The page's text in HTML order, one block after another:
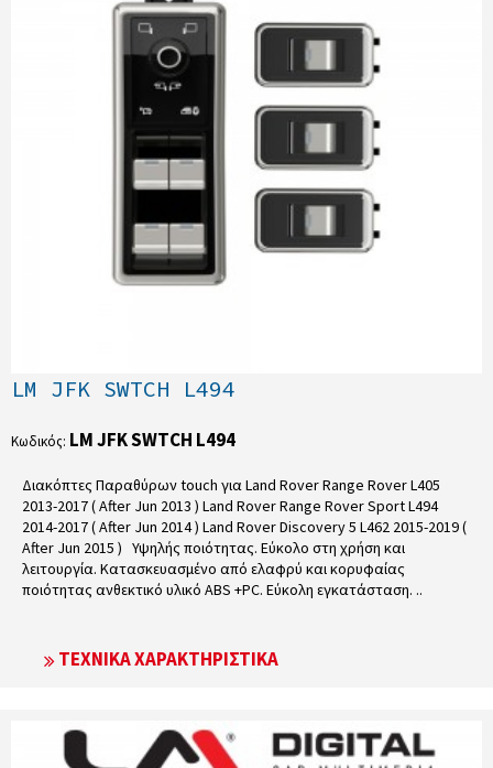
LM JFK SWTCH L494
Κωδικός: LM JFK SWTCH L494
Διακόπτες Παραθύρων touch για Land Rover Range Rover L405
2013-2017 ( After Jun 2013 ) Land Rover Range Rover Sport L494
2014-2017 ( After Jun 2014 ) Land Rover Discovery 5 L462 2015-2019 (
After Jun 2015 ) Υψηλής ποιότητας. Εύκολο στη χρήση και
λειτουργία. Κατασκευασμένο από ελαφρύ και κορυφαίας
ποιότητας ανθεκτικό υλικό ABS +PC. Εύκολη εγκατάσταση. ..
ΤΕΧΝΙΚΆ ΧΑΡΑΚΤΗΡΙΣΤΙΚΆ